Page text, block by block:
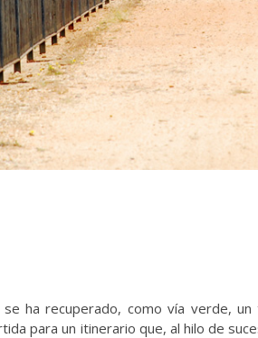
ha recuperado, como vía verde,
para un itinerario que, al hilo de